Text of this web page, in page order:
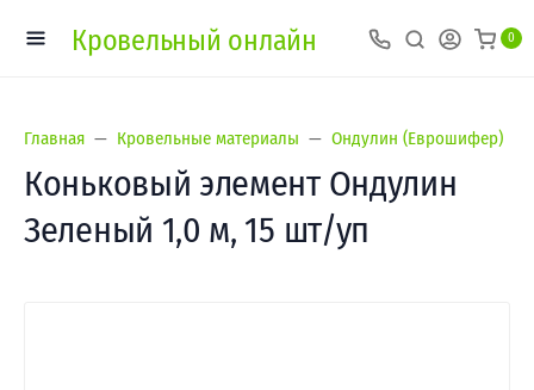
Кровельный онлайн 0
Главная Кровельные материалы Ондулин (Еврошифер)
Коньковый элемент Ондулин
Зеленый 1,0 м, 15 шт/уп